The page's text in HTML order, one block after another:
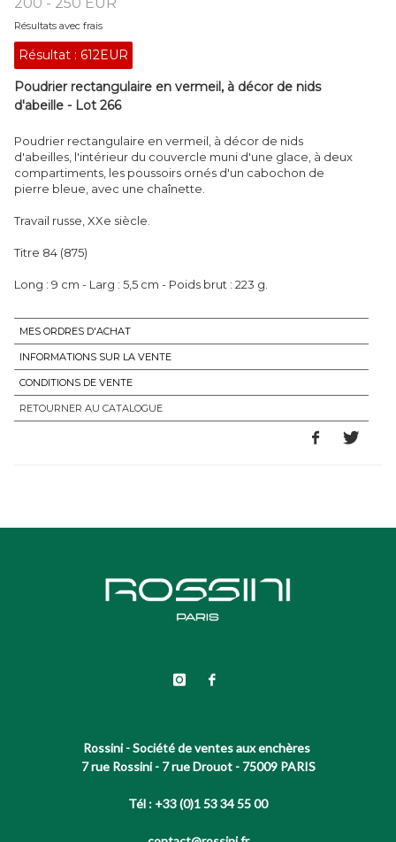
Résultats avec frais
Résultat : 612EUR
Poudrier rectangulaire en vermeil, à décor de nids
d'abeille - Lot 266
Poudrier rectangulaire en vermeil, à décor de nids
d'abeilles, l'intérieur du couvercle muni d'une glace, à deux
compartiments, les poussoirs ornés d'un cabochon de
pierre bleue, avec une chaînette.
Travail russe, XXe siècle.
Titre 84 (875)
Long : 9 cm - Larg : 5,5 cm - Poids brut : 223 g.
MES ORDRES D'ACHAT
INFORMATIONS SUR LA VENTE
CONDITIONS DE VENTE
RETOURNER AU CATALOGUE
Rossini - Société de ventes aux enchères
7 rue Rossini - 7 rue Drouot - 75009 PARIS
Tél : +33 (0)1 53 34 55 00